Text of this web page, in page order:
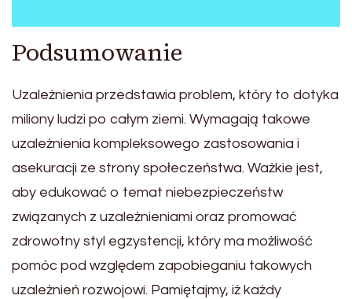
Podsumowanie
Uzależnienia przedstawia problem, który to dotyka
miliony ludzi po całym ziemi. Wymagają takowe
uzależnienia kompleksowego zastosowania i
asekuracji ze strony społeczeństwa. Ważkie jest,
aby edukować o temat niebezpieczeństw
związanych z uzależnieniami oraz promować
zdrowotny styl egzystencji, który ma możliwość
pomóc pod względem zapobieganiu takowych
uzależnień rozwojowi. Pamiętajmy, iż każdy